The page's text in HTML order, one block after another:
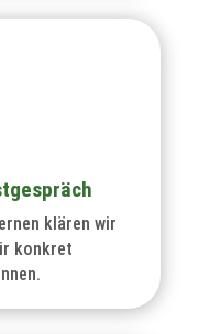
klären wir
konkret